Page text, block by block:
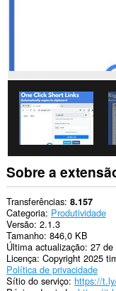
Sobre a
Transferências 8.157
Categoria Produtividade
Versão 2.1.3
Tamanho 846,0 KB
Última actualização 27 de
Licença Copyright 2025
Política de privacidade
Sítio do serviço https://